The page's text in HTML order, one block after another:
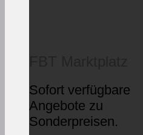
Sofort verfügbare
Angebote zu
Sonderpreisen.